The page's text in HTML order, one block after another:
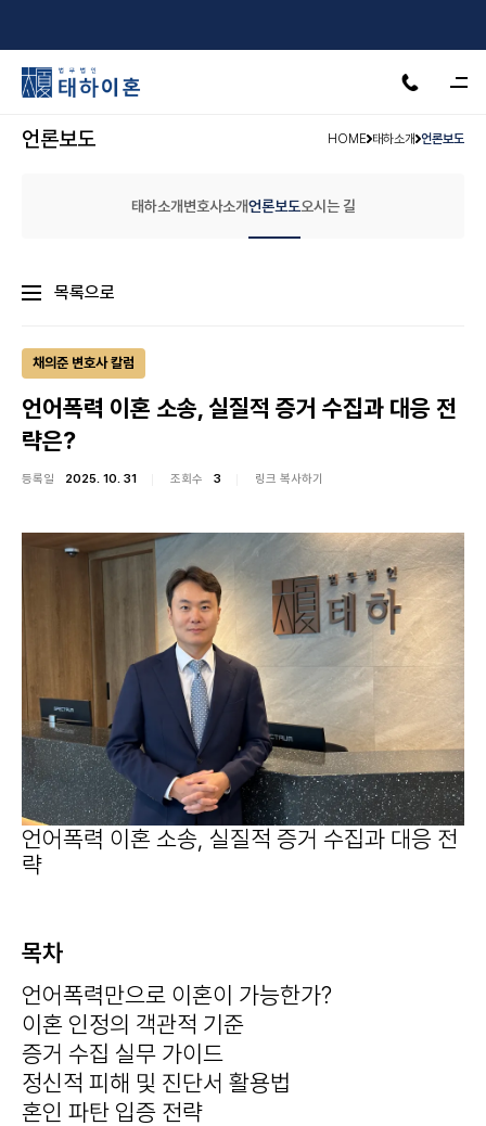
언론보도 HOME 태하소개 언론보도
태하소개변호사소개언론보도오시는 길
목록으로
채의준 변호사 칼럼
언어폭력 이혼 소송, 실질적 증거 수집과 대응 전
략은?
등록일 2025. 10. 31 조회수 3 링크 복사하기
언어폭력 이혼 소송, 실질적 증거 수집과 대응 전
략
목차
언어폭력만으로 이혼이 가능한가?
이혼 인정의 객관적 기준
증거 수집 실무 가이드
정신적 피해 및 진단서 활용법
혼인 파탄 입증 전략